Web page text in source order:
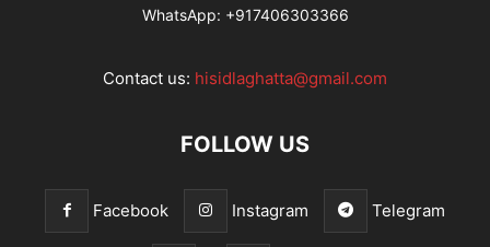
WhatsApp: +917406303366
Contact us: hisidlaghatta@gmail.com
FOLLOW US
Facebook Instagram Telegram